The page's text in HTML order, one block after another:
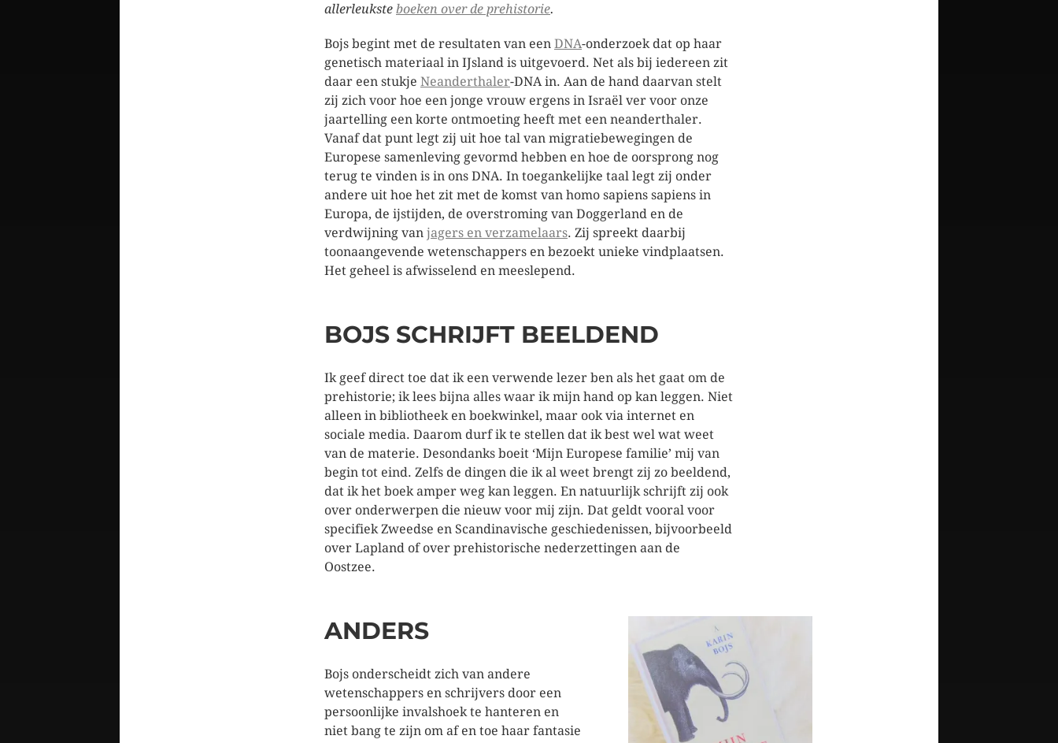
allerleukste boeken over de prehistorie.
Bojs begint met de resultaten van een DNA-onderzoek dat op haar
genetisch materiaal in IJsland is uitgevoerd. Net als bij iedereen zit
daar een stukje Neanderthaler-DNA in. Aan de hand daarvan stelt
zij zich voor hoe een jonge vrouw ergens in Israël ver voor onze
jaartelling een korte ontmoeting heeft met een neanderthaler.
Vanaf dat punt legt zij uit hoe tal van migratiebewegingen de
Europese samenleving gevormd hebben en hoe de oorsprong nog
terug te vinden is in ons DNA. In toegankelijke taal legt zij onder
andere uit hoe het zit met de komst van homo sapiens sapiens in
Europa, de ijstijden, de overstroming van Doggerland en de
verdwijning van jagers en verzamelaars. Zij spreekt daarbij
toonaangevende wetenschappers en bezoekt unieke vindplaatsen.
Het geheel is afwisselend en meeslepend.
BOJS SCHRIJFT BEELDEND
Ik geef direct toe dat ik een verwende lezer ben als het gaat om de
prehistorie; ik lees bijna alles waar ik mijn hand op kan leggen. Niet
alleen in bibliotheek en boekwinkel, maar ook via internet en
sociale media. Daarom durf ik te stellen dat ik best wel wat weet
van de materie. Desondanks boeit ‘Mijn Europese familie’ mij van
begin tot eind. Zelfs de dingen die ik al weet brengt zij zo beeldend,
dat ik het boek amper weg kan leggen. En natuurlijk schrijft zij ook
over onderwerpen die nieuw voor mij zijn. Dat geldt vooral voor
specifiek Zweedse en Scandinavische geschiedenissen, bijvoorbeeld
over Lapland of over prehistorische nederzettingen aan de
Oostzee.
ANDERS
Bojs onderscheidt zich van andere
wetenschappers en schrijvers door een
persoonlijke invalshoek te hanteren en
niet bang te zijn om af en toe haar fantasie